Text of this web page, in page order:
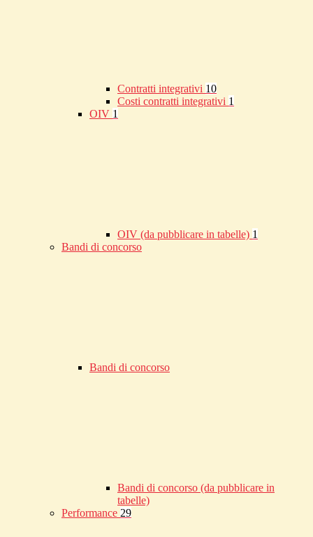
Contratti integrativi 10
Costi contratti integrativi 1
OIV 1
OIV (da pubblicare in tabelle) 1
Bandi di concorso
Bandi di concorso
Bandi di concorso (da pubblicare in
tabelle)
Performance 29